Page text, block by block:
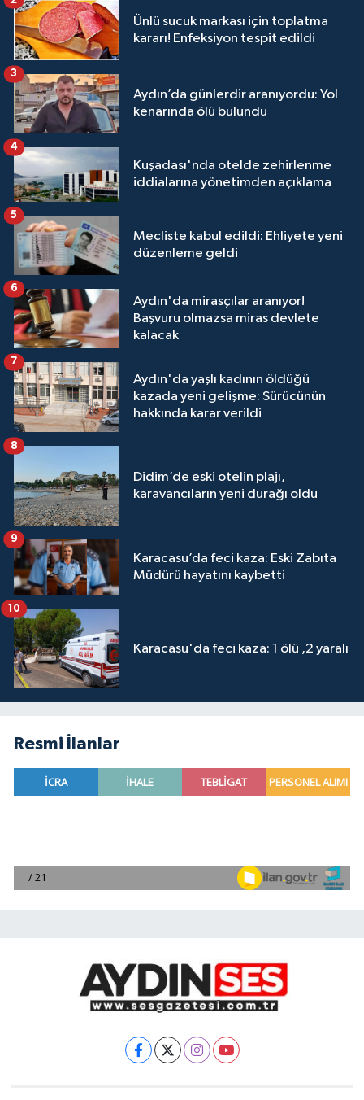
Ünlü sucuk markası için toplatma
kararı! Enfeksiyon tespit edildi
Aydın’da günlerdir aranıyordu: Yol
kenarında ölü bulundu
3
Kuşadası'nda otelde zehirlenme
iddialarına yönetimden açıklama
4
Mecliste kabul edildi: Ehliyete yeni
düzenleme geldi
5
Aydın'da mirasçılar aranıyor!
Başvuru olmazsa miras devlete
kalacak
6
Aydın'da yaşlı kadının öldüğü
kazada yeni gelişme: Sürücünün
hakkında karar verildi
7
Didim’de eski otelin plajı,
karavancıların yeni durağı oldu
8
Karacasu’da feci kaza: Eski Zabıta
Müdürü hayatını kaybetti
9
Karacasu'da feci kaza: 1 ölü ,2 yaralı
10
Resmi İlanlar